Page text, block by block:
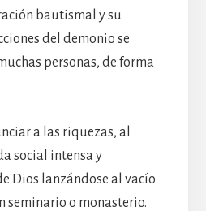
bautismal y su
del demonio se
personas, de forma
a las riquezas, al
social intensa y
Dios lanzándose al vacío
seminario o monasterio.